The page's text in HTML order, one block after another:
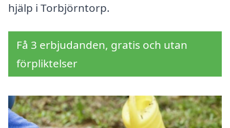
hjälp i Torbjörntorp.
Få 3 erbjudanden, gratis och utan
förpliktelser